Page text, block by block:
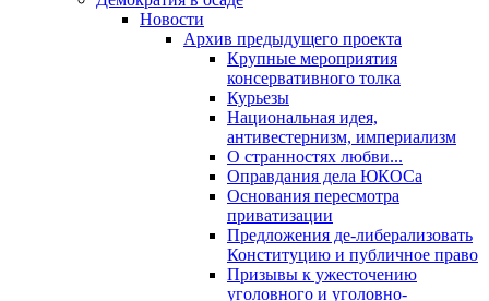
Новости
Архив предыдущего проекта
Крупные мероприятия
консервативного толка
Курьезы
Национальная идея,
антивестернизм, империализм
О странностях любви...
Оправдания дела ЮКОСа
Основания пересмотра
приватизации
Предложения де-либерализовать
Конституцию и публичное право
Призывы к ужесточению
уголовного и уголовно-